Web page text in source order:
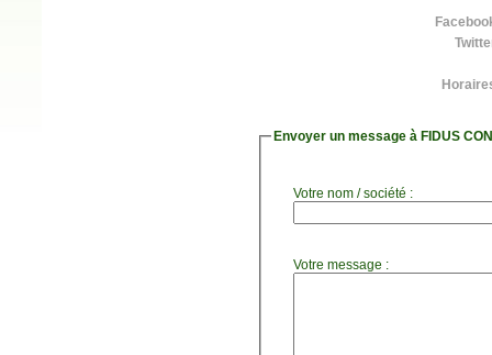
Envoyer un message à FIDUS
Votre nom / société :
Votre message :